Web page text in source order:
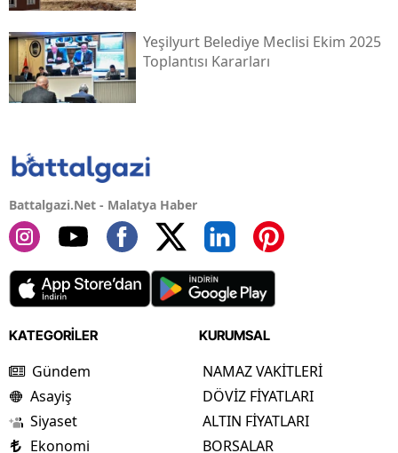
Yeşilyurt Belediye Meclisi Ekim 2025
Toplantısı Kararları
Battalgazi.Net - Malatya Haber
KATEGORİLER
Gündem
Asayiş
Siyaset
Ekonomi
KURUMSAL
NAMAZ VAKİTLERİ
DÖVİZ FİYATLARI
ALTIN FİYATLARI
BORSALAR